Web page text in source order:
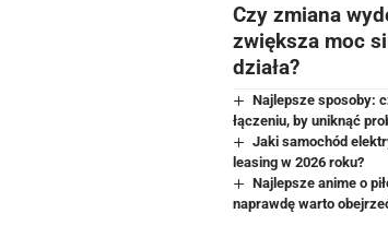
Czy zmiana
zwiększa moc
działa?
Najlepsze sposoby:
łączeniu, by uniknąć
Jaki samochód
leasing w 2026 roku?
Najlepsze anime o
naprawdę warto